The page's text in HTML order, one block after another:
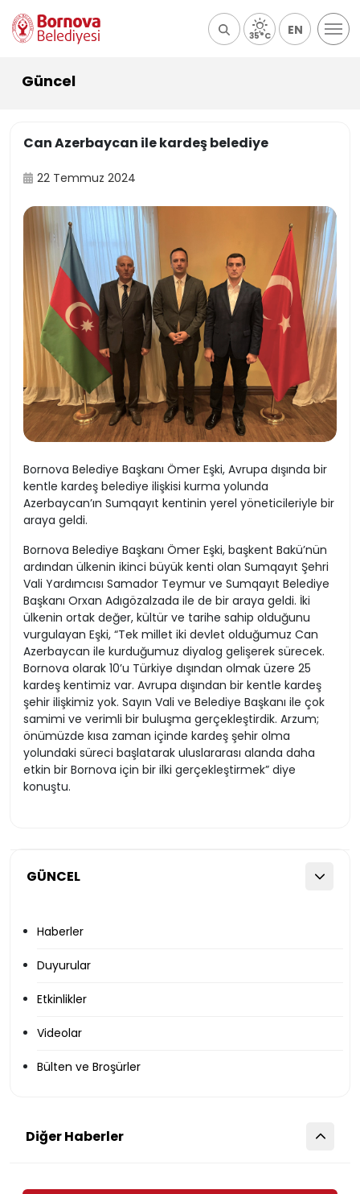
35°C EN
Güncel
GÜNCEL
Haberler
Duyurular
Etkinlikler
Videolar
Bülten ve Broşürler
Can Azerbaycan ile kardeş belediye
22 Temmuz 2024
Bornova Belediye Başkanı Ömer Eşki, Avrupa dışında bir
kentle kardeş belediye ilişkisi kurma yolunda
Azerbaycan’ın Sumqayıt kentinin yerel yöneticileriyle bir
araya geldi.
Bornova Belediye Başkanı Ömer Eşki, başkent Bakü’nün
ardından ülkenin ikinci büyük kenti olan Sumqayıt Şehri
Vali Yardımcısı Samador Teymur ve Sumqayıt Belediye
Başkanı Orxan Adıgözalzada ile de bir araya geldi. İki
ülkenin ortak değer, kültür ve tarihe sahip olduğunu
vurgulayan Eşki, “Tek millet iki devlet olduğumuz Can
Azerbaycan ile kurduğumuz diyalog gelişerek sürecek.
Bornova olarak 10’u Türkiye dışından olmak üzere 25
kardeş kentimiz var. Avrupa dışından bir kentle kardeş
şehir ilişkimiz yok. Sayın Vali ve Belediye Başkanı ile çok
samimi ve verimli bir buluşma gerçekleştirdik. Arzum;
önümüzde kısa zaman içinde kardeş şehir olma
yolundaki süreci başlatarak uluslararası alanda daha
etkin bir Bornova için bir ilki gerçekleştirmek” diye
konuştu.
Diğer Haberler